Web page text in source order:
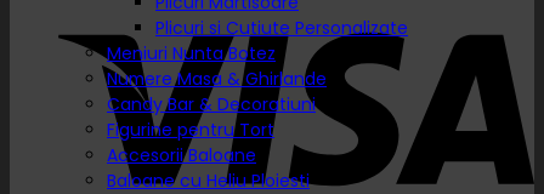
Plicuri si Cutiute Personalizate
Meniuri Nunta Botez
Numere Masa & Ghirlande
Candy Bar & Decoratiuni
Figurine pentru Tort
Accesorii Baloane
Baloane cu Heliu Ploiesti